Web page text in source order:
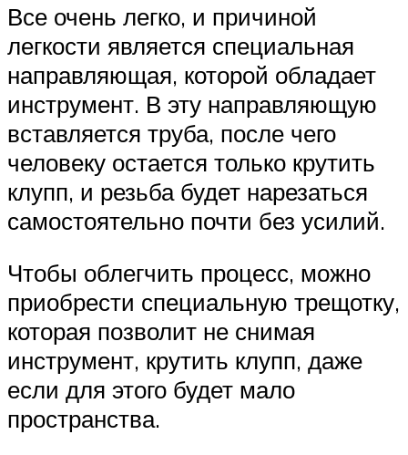
Все очень легко, и причиной
легкости является специальная
направляющая, которой обладает
инструмент. В эту направляющую
вставляется труба, после чего
человеку остается только крутить
клупп, и резьба будет нарезаться
самостоятельно почти без усилий.
Чтобы облегчить процесс, можно
приобрести специальную трещотку,
которая позволит не снимая
инструмент, крутить клупп, даже
если для этого будет мало
пространства.